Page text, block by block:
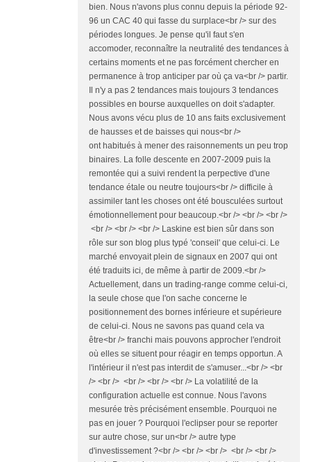
bien. Nous n'avons plus connu depuis la période 92-
96 un CAC 40 qui fasse du surplace<br /> sur des
périodes longues. Je pense qu'il faut s'en
accomoder, reconnaître la neutralité des tendances à
certains moments et ne pas forcément chercher en
permanence à trop anticiper par où ça va<br /> partir.
Il n'y a pas 2 tendances mais toujours 3 tendances
possibles en bourse auxquelles on doit s'adapter.
Nous avons vécu plus de 10 ans faits exclusivement
de hausses et de baisses qui nous<br />
ont habitués à mener des raisonnements un peu trop
binaires. La folle descente en 2007-2009 puis la
remontée qui a suivi rendent la perpective d'une
tendance étale ou neutre toujours<br /> difficile à
assimiler tant les choses ont été bousculées surtout
émotionnellement pour beaucoup.<br /> <br /> <br />
<br /> <br /> <br /> Laskine est bien sûr dans son
rôle sur son blog plus typé 'conseil' que celui-ci. Le
marché envoyait plein de signaux en 2007 qui ont
été traduits ici, de même à partir de 2009.<br />
Actuellement, dans un trading-range comme celui-ci,
la seule chose que l'on sache concerne le
positionnement des bornes inférieure et supérieure
de celui-ci. Nous ne savons pas quand cela va
être<br /> franchi mais pouvons approcher l'endroit
où elles se situent pour réagir en temps opportun. A
l'intérieur il n'est pas interdit de s'amuser...<br /> <br
/> <br /> <br /> <br /> <br /> La volatilité de la
configuration actuelle est connue. Nous l'avons
mesurée très précisément ensemble. Pourquoi ne
pas en jouer ? Pourquoi l'eclipser pour se reporter
sur autre chose, sur un<br /> autre type
d'investissement ?<br /> <br /> <br /> <br /> <br />